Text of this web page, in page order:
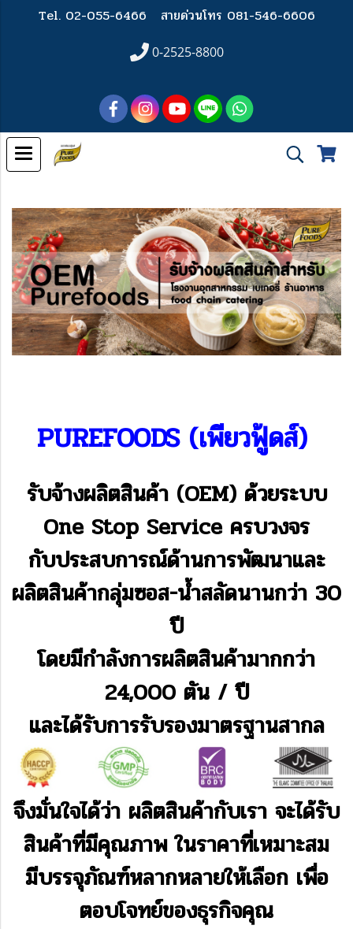
Tel. 02-055-6466 สายด่วนโทร 081-546-6606
0-2525-8800
PUREFOODS (เพียวฟู้ดส์)
รับจ้างผลิตสินค้า (OEM) ด้วยระบบ
One Stop Service ครบวงจร
กับประสบการณ์ด้านการพัฒนาและ
ผลิตสินค้ากลุ่มซอส-น้ำสลัดนานกว่า 30
ปี
โดยมีกำลังการผลิตสินค้ามากกว่า
24,000 ตัน / ปี
และได้รับการรับรองมาตรฐานสากล
จึงมั่นใจได้ว่า ผลิตสินค้ากับเรา จะได้รับ
สินค้าที่มีคุณภาพ ในราคาที่เหมาะสม
มีบรรจุภัณฑ์หลากหลายให้เลือก เพื่อ
ตอบโจทย์ของธุรกิจคุณ